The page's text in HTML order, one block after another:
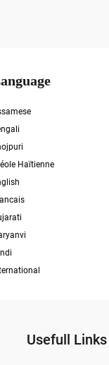
Haïtienne
Usefull Links